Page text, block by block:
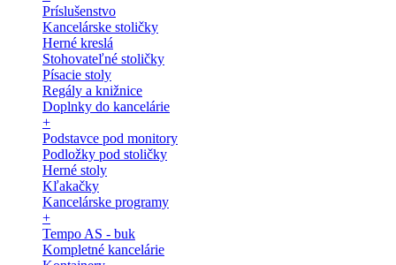
Príslušenstvo
Kancelárske stoličky
Herné kreslá
Stohovateľné stoličky
Písacie stoly
Regály a knižnice
Doplnky do kancelárie
+
Podstavce pod monitory
Podložky pod stoličky
Herné stoly
Kľakačky
Kancelárske programy
+
Tempo AS - buk
Kompletné kancelárie